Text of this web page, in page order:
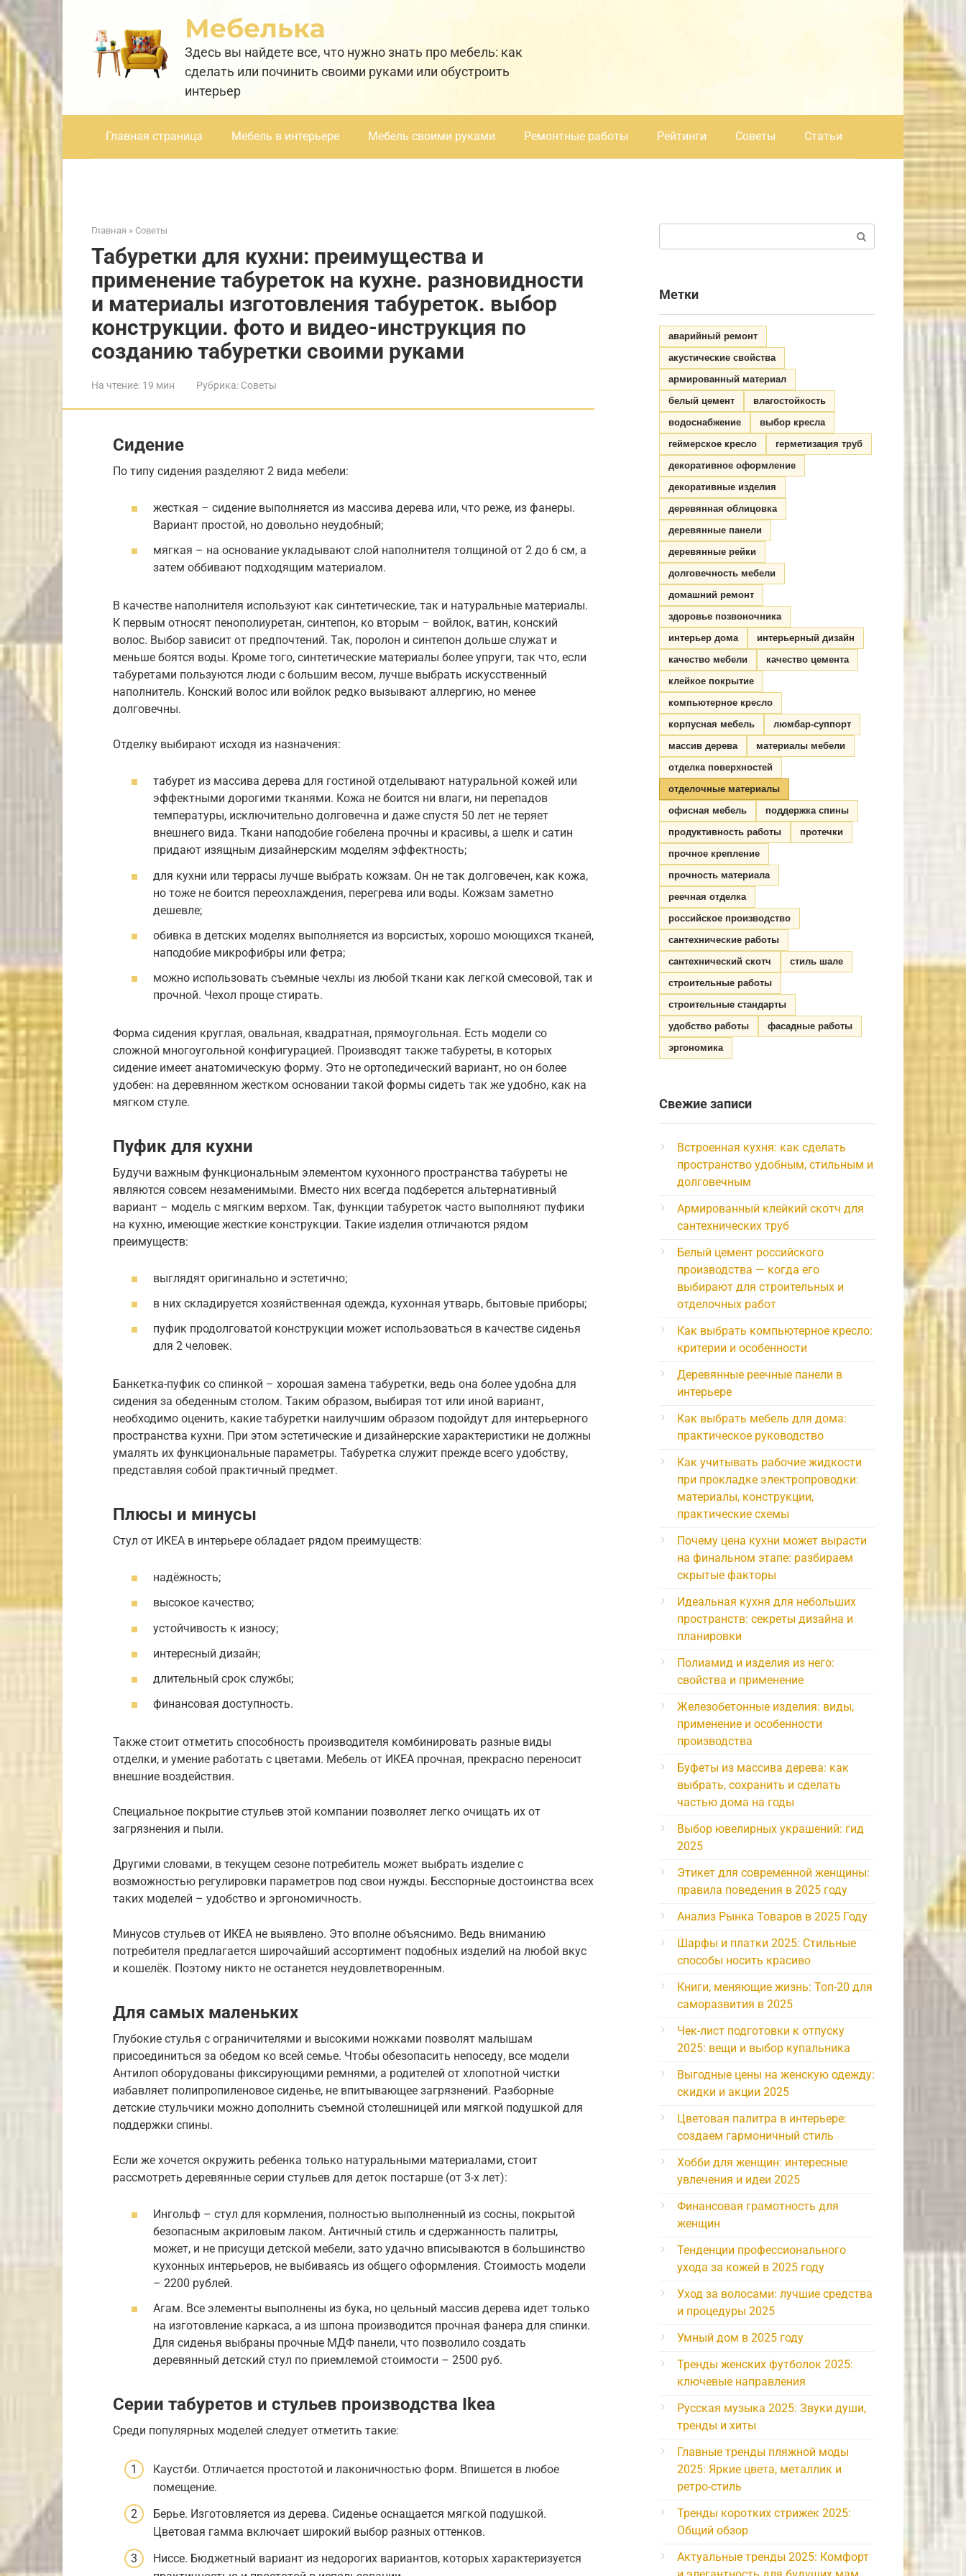
Перейти
к
контенту
Мебелька
Здесь вы найдете все, что нужно знать про мебель: как
сделать или починить своими руками или обустроить
интерьер
Главная страница Мебель в интерьере Мебель своими руками Ремонтные работы Рейтинги Советы Статьи
Главная » Советы
Табуретки для кухни: преимущества и
применение табуреток на кухне. разновидности
и материалы изготовления табуреток. выбор
конструкции. фото и видео-инструкция по
созданию табуретки своими руками
На чтение: 19 мин Рубрика: Советы
Сидение
По типу сидения разделяют 2 вида мебели:
жесткая – сидение выполняется из массива дерева или, что реже, из фанеры.
Вариант простой, но довольно неудобный;
мягкая – на основание укладывают слой наполнителя толщиной от 2 до 6 см, а
затем оббивают подходящим материалом.
В качестве наполнителя используют как синтетические, так и натуральные материалы.
К первым относят пенополиуретан, синтепон, ко вторым – войлок, ватин, конский
волос. Выбор зависит от предпочтений. Так, поролон и синтепон дольше служат и
меньше боятся воды. Кроме того, синтетические материалы более упруги, так что, если
табуретами пользуются люди с большим весом, лучше выбрать искусственный
наполнитель. Конский волос или войлок редко вызывают аллергию, но менее
долговечны.
Отделку выбирают исходя из назначения:
табурет из массива дерева для гостиной отделывают натуральной кожей или
эффектными дорогими тканями. Кожа не боится ни влаги, ни перепадов
температуры, исключительно долговечна и даже спустя 50 лет не теряет
внешнего вида. Ткани наподобие гобелена прочны и красивы, а шелк и сатин
придают изящным дизайнерским моделям эффектность;
для кухни или террасы лучше выбрать кожзам. Он не так долговечен, как кожа,
но тоже не боится переохлаждения, перегрева или воды. Кожзам заметно
дешевле;
обивка в детских моделях выполняется из ворсистых, хорошо моющихся тканей,
наподобие микрофибры или фетра;
можно использовать съемные чехлы из любой ткани как легкой смесовой, так и
прочной. Чехол проще стирать.
Форма сидения круглая, овальная, квадратная, прямоугольная. Есть модели со
сложной многоугольной конфигурацией. Производят также табуреты, в которых
сидение имеет анатомическую форму. Это не ортопедический вариант, но он более
удобен: на деревянном жестком основании такой формы сидеть так же удобно, как на
мягком стуле.
Пуфик для кухни
Будучи важным функциональным элементом кухонного пространства табуреты не
являются совсем незаменимыми. Вместо них всегда подберется альтернативный
вариант – модель с мягким верхом. Так, функции табуреток часто выполняют пуфики
на кухню, имеющие жесткие конструкции. Такие изделия отличаются рядом
преимуществ:
выглядят оригинально и эстетично;
в них складируется хозяйственная одежда, кухонная утварь, бытовые приборы;
пуфик продолговатой конструкции может использоваться в качестве сиденья
для 2 человек.
Банкетка-пуфик со спинкой – хорошая замена табуретки, ведь она более удобна для
сидения за обеденным столом. Таким образом, выбирая тот или иной вариант,
необходимо оценить, какие табуретки наилучшим образом подойдут для интерьерного
пространства кухни. При этом эстетические и дизайнерские характеристики не должны
умалять их функциональные параметры. Табуретка служит прежде всего удобству,
представляя собой практичный предмет.
Плюсы и минусы
Стул от ИКЕА в интерьере обладает рядом преимуществ:
надёжность;
высокое качество;
устойчивость к износу;
интересный дизайн;
длительный срок службы;
финансовая доступность.
Также стоит отметить способность производителя комбинировать разные виды
отделки, и умение работать с цветами. Мебель от ИКЕА прочная, прекрасно переносит
внешние воздействия.
Специальное покрытие стульев этой компании позволяет легко очищать их от
загрязнения и пыли.
Другими словами, в текущем сезоне потребитель может выбрать изделие с
возможностью регулировки параметров под свои нужды. Бесспорные достоинства всех
таких моделей – удобство и эргономичность.
Минусов стульев от ИКЕА не выявлено. Это вполне объяснимо. Ведь вниманию
потребителя предлагается широчайший ассортимент подобных изделий на любой вкус
и кошелёк. Поэтому никто не останется неудовлетворенным.
Для самых маленьких
Глубокие стулья с ограничителями и высокими ножками позволят малышам
присоединиться за обедом ко всей семье. Чтобы обезопасить непоседу, все модели
Антилоп оборудованы фиксирующими ремнями, а родителей от хлопотной чистки
избавляет полипропиленовое сиденье, не впитывающее загрязнений. Разборные
детские стульчики можно дополнить съемной столешницей или мягкой подушкой для
поддержки спины.
Если же хочется окружить ребенка только натуральными материалами, стоит
рассмотреть деревянные серии стульев для деток постарше (от 3-х лет):
Ингольф – стул для кормления, полностью выполненный из сосны, покрытой
безопасным акриловым лаком. Античный стиль и сдержанность палитры,
может, и не присущи детской мебели, зато удачно вписываются в большинство
кухонных интерьеров, не выбиваясь из общего оформления. Стоимость модели
– 2200 рублей.
Агам. Все элементы выполнены из бука, но цельный массив дерева идет только
на изготовление каркаса, а из шпона производится прочная фанера для спинки.
Для сиденья выбраны прочные МДФ панели, что позволило создать
деревянный детский стул по приемлемой стоимости – 2500 руб.
Серии табуретов и стульев производства Ikea
Среди популярных моделей следует отметить такие:
Каустби. Отличается простотой и лаконичностью форм. Впишется в любое
помещение.
Берье. Изготовляется из дерева. Сиденье оснащается мягкой подушкой.
Цветовая гамма включает широкий выбор разных оттенков.
Ниссе. Бюджетный вариант из недорогих вариантов, которых характеризуется
Метки
аварийный ремонт
акустические свойства
армированный материал
белый цемент
влагостойкость
водоснабжение
выбор кресла
геймерское кресло
герметизация труб
декоративное оформление
декоративные изделия
деревянная облицовка
деревянные панели
деревянные рейки
долговечность мебели
домашний ремонт
здоровье позвоночника
интерьер дома
интерьерный дизайн
качество мебели
качество цемента
клейкое покрытие
компьютерное кресло
корпусная мебель
люмбар-суппорт
массив дерева
материалы мебели
отделка поверхностей
отделочные материалы
офисная мебель
поддержка спины
продуктивность работы
протечки
прочное крепление
прочность материала
реечная отделка
российское производство
сантехнические работы
сантехнический скотч
стиль шале
строительные работы
строительные стандарты
удобство работы
фасадные работы
эргономика
Свежие записи
Встроенная кухня: как сделать
пространство удобным, стильным и
долговечным
Армированный клейкий скотч для
сантехнических труб
Белый цемент российского
производства — когда его
выбирают для строительных и
отделочных работ
Как выбрать компьютерное кресло:
критерии и особенности
Деревянные реечные панели в
интерьере
Как выбрать мебель для дома:
практическое руководство
Как учитывать рабочие жидкости
при прокладке электропроводки:
материалы, конструкции,
практические схемы
Почему цена кухни может вырасти
на финальном этапе: разбираем
скрытые факторы
Идеальная кухня для небольших
пространств: секреты дизайна и
планировки
Полиамид и изделия из него:
свойства и применение
Железобетонные изделия: виды,
применение и особенности
производства
Буфеты из массива дерева: как
выбрать, сохранить и сделать
частью дома на годы
Выбор ювелирных украшений: гид
2025
Этикет для современной женщины:
правила поведения в 2025 году
Анализ Рынка Товаров в 2025 Году
Шарфы и платки 2025: Стильные
способы носить красиво
Книги, меняющие жизнь: Топ-20 для
саморазвития в 2025
Чек-лист подготовки к отпуску
2025: вещи и выбор купальника
Выгодные цены на женскую одежду:
скидки и акции 2025
Цветовая палитра в интерьере:
создаем гармоничный стиль
Хобби для женщин: интересные
увлечения и идеи 2025
Финансовая грамотность для
женщин
Тенденции профессионального
ухода за кожей в 2025 году
Уход за волосами: лучшие средства
и процедуры 2025
Умный дом в 2025 году
Тренды женских футболок 2025:
ключевые направления
Русская музыка 2025: Звуки души,
тренды и хиты
Главные тренды пляжной моды
2025: Яркие цвета, металлик и
ретро-стиль
Тренды коротких стрижек 2025:
Общий обзор
Актуальные тренды 2025: Комфорт